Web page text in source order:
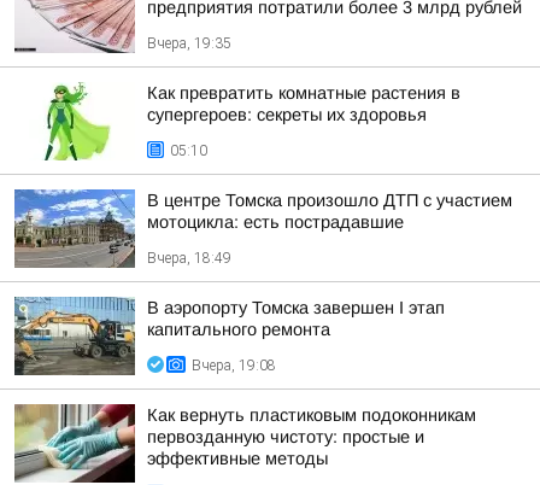
предприятия потратили более 3 млрд рублей
Вчера, 19:35
Как превратить комнатные растения в
супергероев: секреты их здоровья
05:10
В центре Томска произошло ДТП с участием
мотоцикла: есть пострадавшие
Вчера, 18:49
В аэропорту Томска завершен I этап
капитального ремонта
Вчера, 19:08
Как вернуть пластиковым подоконникам
первозданную чистоту: простые и
эффективные методы